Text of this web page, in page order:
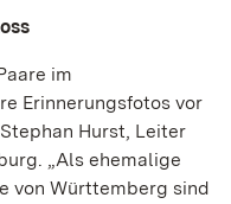
im
Erinnerungsfotos vor
Hurst, Leiter
„Als ehemalige
von Württemberg sind